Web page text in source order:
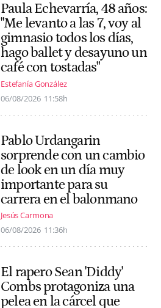
Paula Echevarría, 48 años:
"Me levanto a las 7, voy al
gimnasio todos los días,
hago ballet y desayuno un
café con tostadas"
Estefanía González
06/08/2026 11:58h
Pablo Urdangarin
sorprende con un cambio
de look en un día muy
importante para su
carrera en el balonmano
Jesús Carmona
06/08/2026 11:36h
El rapero Sean 'Diddy'
Combs protagoniza una
pelea en la cárcel que